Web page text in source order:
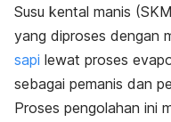
Susu kental manis
yang diproses dengan
sapi lewat proses
sebagai pemanis dan
Proses pengolahan ini